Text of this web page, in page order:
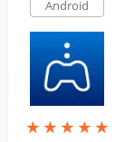
Android
★ ★ ★ ★ ★
★ ★ ★ ★ ★